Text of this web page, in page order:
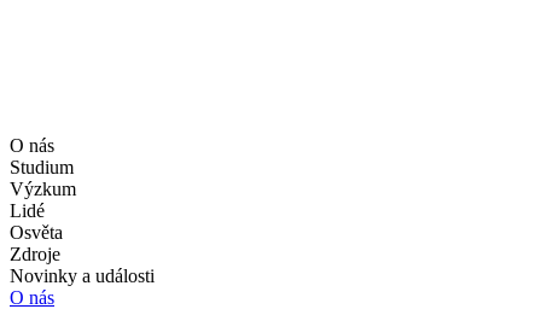
O nás
Studium
Výzkum
Lidé
Osvěta
Zdroje
Novinky a události
O nás